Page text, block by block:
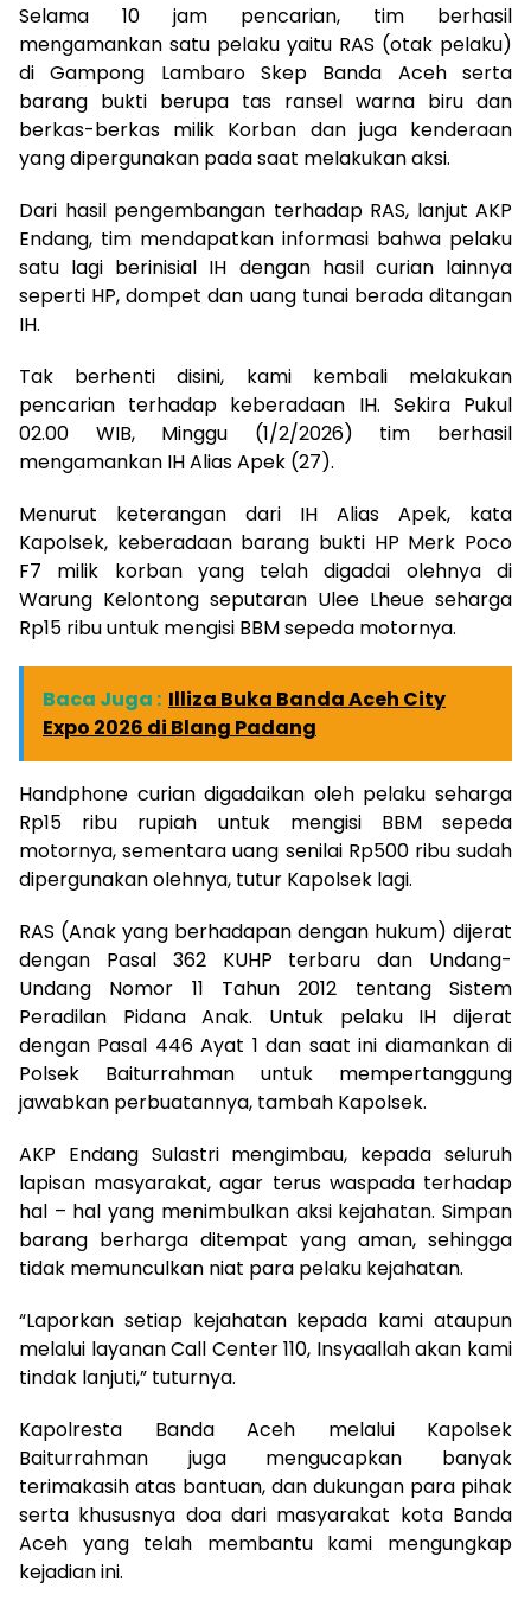
Selama 10 jam pencarian, tim berhasil
mengamankan satu pelaku yaitu RAS (otak pelaku)
di Gampong Lambaro Skep Banda Aceh serta
barang bukti berupa tas ransel warna biru dan
berkas-berkas milik Korban dan juga kenderaan
yang dipergunakan pada saat melakukan aksi.
Dari hasil pengembangan terhadap RAS, lanjut AKP
Endang, tim mendapatkan informasi bahwa pelaku
satu lagi berinisial IH dengan hasil curian lainnya
seperti HP, dompet dan uang tunai berada ditangan
IH.
Tak berhenti disini, kami kembali melakukan
pencarian terhadap keberadaan IH. Sekira Pukul
02.00 WIB, Minggu (1/2/2026) tim berhasil
mengamankan IH Alias Apek (27).
Menurut keterangan dari IH Alias Apek, kata
Kapolsek, keberadaan barang bukti HP Merk Poco
F7 milik korban yang telah digadai olehnya di
Warung Kelontong seputaran Ulee Lheue seharga
Rp15 ribu untuk mengisi BBM sepeda motornya.
Baca Juga : Illiza Buka Banda Aceh City
Expo 2026 di Blang Padang
Handphone curian digadaikan oleh pelaku seharga
Rp15 ribu rupiah untuk mengisi BBM sepeda
motornya, sementara uang senilai Rp500 ribu sudah
dipergunakan olehnya, tutur Kapolsek lagi.
RAS (Anak yang berhadapan dengan hukum) dijerat
dengan Pasal 362 KUHP terbaru dan Undang-
Undang Nomor 11 Tahun 2012 tentang Sistem
Peradilan Pidana Anak. Untuk pelaku IH dijerat
dengan Pasal 446 Ayat 1 dan saat ini diamankan di
Polsek Baiturrahman untuk mempertanggung
jawabkan perbuatannya, tambah Kapolsek.
AKP Endang Sulastri mengimbau, kepada seluruh
lapisan masyarakat, agar terus waspada terhadap
hal – hal yang menimbulkan aksi kejahatan. Simpan
barang berharga ditempat yang aman, sehingga
tidak memunculkan niat para pelaku kejahatan.
“Laporkan setiap kejahatan kepada kami ataupun
melalui layanan Call Center 110, Insyaallah akan kami
tindak lanjuti,” tuturnya.
Kapolresta Banda Aceh melalui Kapolsek
Baiturrahman juga mengucapkan banyak
terimakasih atas bantuan, dan dukungan para pihak
serta khususnya doa dari masyarakat kota Banda
Aceh yang telah membantu kami mengungkap
kejadian ini.